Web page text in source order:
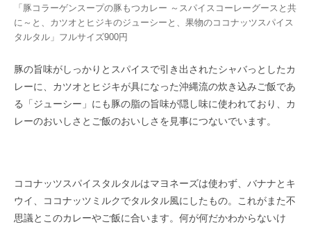
「豚コラーゲンスープの豚もつカレー ～スパイスコーレーグースと共
に～と、カツオとヒジキのジューシーと、果物のココナッツスパイス
タルタル」フルサイズ900円
豚の旨味がしっかりとスパイスで引き出されたシャバっとしたカ
レーに、カツオとヒジキが具になった沖縄流の炊き込みご飯であ
る「ジューシー」にも豚の脂の旨味が隠し味に使われており、カ
レーのおいしさとご飯のおいしさを見事につないでいます。
ココナッツスパイスタルタルはマヨネーズは使わず、バナナとキ
ウイ、ココナッツミルクでタルタル風にしたもの。これがまた不
思議とこのカレーやご飯に合います。何が何だかわからないけ